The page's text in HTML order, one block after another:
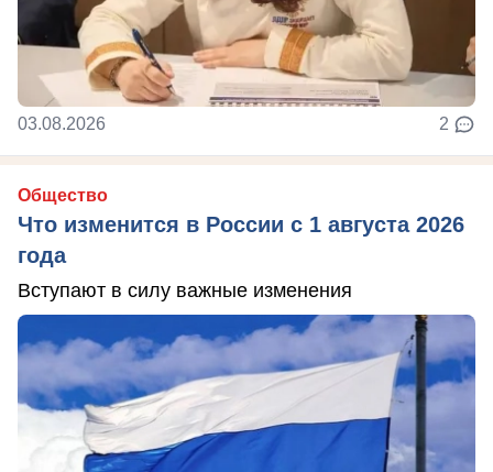
03.08.2026 2
Общество
Что изменится в России с 1 августа 2026
года
Вступают в силу важные изменения